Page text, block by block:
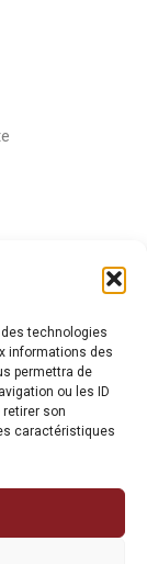
technologies
informations des
permettra de
ou les ID
son
caractéristiques
notre shop